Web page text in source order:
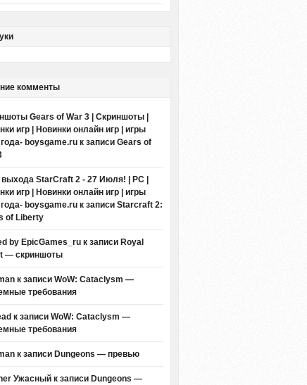
комменты
Gears of War 3 | Скриншоты |
игр | Новинки онлайн игр | игры
boysgame.ru к записи Gears of
StarCraft 2 - 27 Июля! | PC |
игр | Новинки онлайн игр | игры
boysgame.ru к записи Starcraft 2:
of Liberty
by EpicGames_ru к записи Royal
— скриншоты
к записи WoW: Cataclysm —
требования
к записи WoW: Cataclysm —
требования
к записи Dungeons — превью
Ужасный к записи Dungeons —